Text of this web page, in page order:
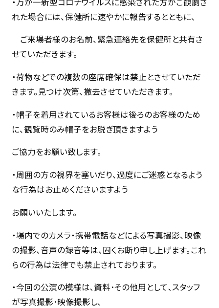
れた場合には、保健所に速やかに報告するとともに、
ご来場者様のお名前、緊急連絡先を保健所と共有さ
せていただきます。
・荷物などでの複数の座席確保は禁止とさせていただ
きます。見つけ次第、撤去させていただきます。
・帽子を着用されているお客様は後ろのお客様のため
に、観覧時のみ帽子をお脱ぎ頂きますよう
ご協力をお願い致します。
・周囲の方の視界を塞いだり、過度にご迷惑となるよう
な行為はお止めくださいますよう
お願いいたします。
・場内でのカメラ・携帯電話などによる写真撮影、映像
の撮影、音声の録音等は、固くお断り申し上げます。これ
らの行為は法律でも禁止されております。
・今回の公演の模様は､資料･その他用として､スタッフ
が写真撮影･映像撮影し､